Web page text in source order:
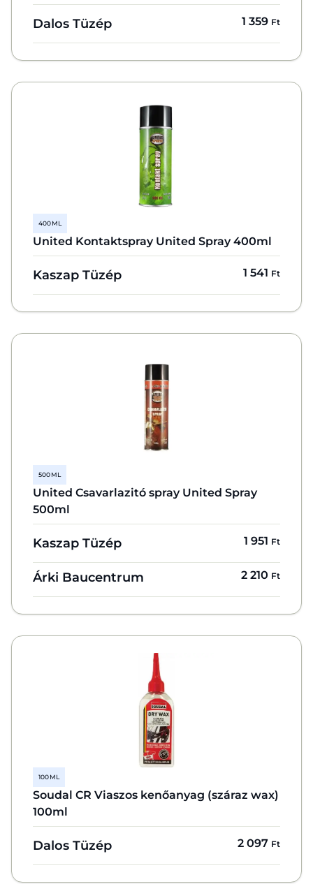
Dalos Tüzép 1 359 Ft
400 ML
United Kontaktspray United Spray 400ml
Kaszap Tüzép 1 541 Ft
500 ML
United Csavarlazitó spray United Spray
500ml
Kaszap Tüzép 1 951 Ft
Árki Baucentrum 2 210 Ft
100 ML
Soudal CR Viaszos kenőanyag (száraz wax)
100ml
Dalos Tüzép 2 097 Ft